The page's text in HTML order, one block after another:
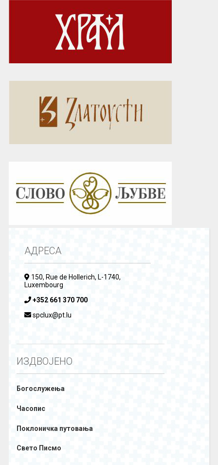
АДРЕСА
150, Rue de Hollerich, L-1740,
Luxembourg
+352 661 370 700
spclux@pt.lu
ИЗДВОЈЕНО
Богослужења
Часопис
Поклоничка путовања
Свето Писмо